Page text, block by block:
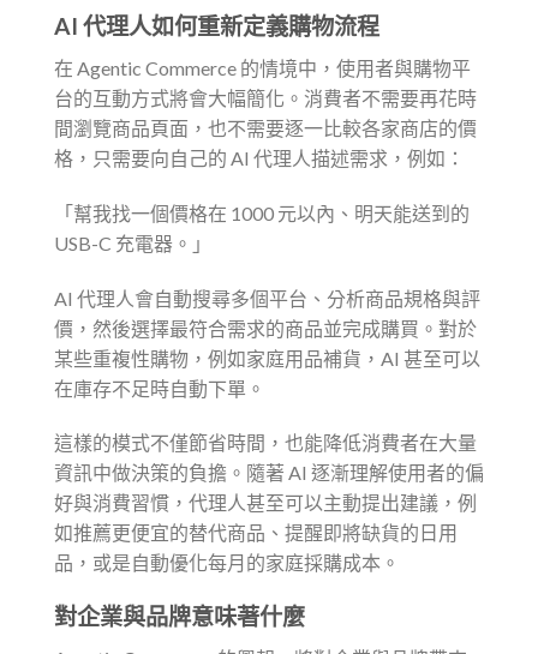
AI 代理人如何重新定義購物流程
在 Agentic Commerce 的情境中，使用者與購物平
台的互動方式將會大幅簡化。消費者不需要再花時
間瀏覽商品頁面，也不需要逐一比較各家商店的價
格，只需要向自己的 AI 代理人描述需求，例如：
「幫我找一個價格在 1000 元以內、明天能送到的
USB-C 充電器。」
AI 代理人會自動搜尋多個平台、分析商品規格與評
價，然後選擇最符合需求的商品並完成購買。對於
某些重複性購物，例如家庭用品補貨，AI 甚至可以
在庫存不足時自動下單。
這樣的模式不僅節省時間，也能降低消費者在大量
資訊中做決策的負擔。隨著 AI 逐漸理解使用者的偏
好與消費習慣，代理人甚至可以主動提出建議，例
如推薦更便宜的替代商品、提醒即將缺貨的日用
品，或是自動優化每月的家庭採購成本。
對企業與品牌意味著什麼